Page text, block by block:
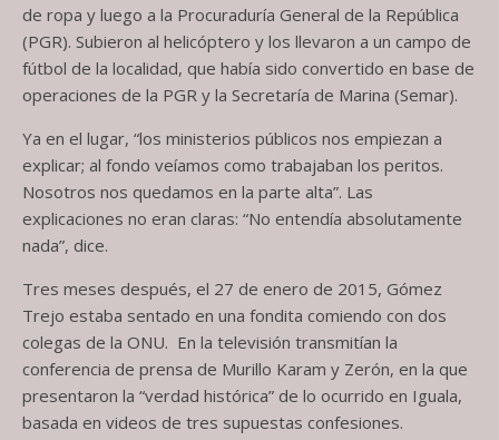
de ropa y luego a la Procuraduría General de la República
(PGR). Subieron al helicóptero y los llevaron a un campo de
fútbol de la localidad, que había sido convertido en base de
operaciones de la PGR y la Secretaría de Marina (Semar).
Ya en el lugar, “los ministerios públicos nos empiezan a
explicar; al fondo veíamos como trabajaban los peritos.
Nosotros nos quedamos en la parte alta”. Las
explicaciones no eran claras: “No entendía absolutamente
nada”, dice.
Tres meses después, el 27 de enero de 2015, Gómez
Trejo estaba sentado en una fondita comiendo con dos
colegas de la ONU. En la televisión transmitían la
conferencia de prensa de Murillo Karam y Zerón, en la que
presentaron la “verdad histórica” de lo ocurrido en Iguala,
basada en videos de tres supuestas confesiones.